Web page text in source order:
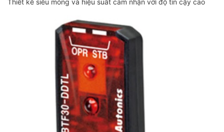
Thiết kế siêu mỏng và hiệu suất cảm nhận với độ tin cậy cao